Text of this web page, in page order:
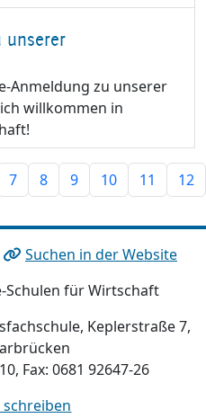
unserer
Anmeldung zu unserer
willkommen in
7 8 9 10 11 12
Suchen in der Website
Schulen für Wirtschaft
Keplerstraße 7,
Fax: 0681 92647-26
schreiben